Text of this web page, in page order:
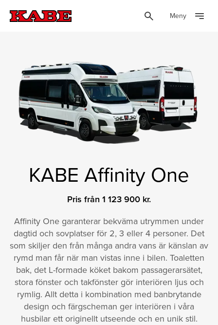
Meny
KABE Affinity One
Pris från 1 123 900 kr.
Affinity One garanterar bekväma utrymmen under
dagtid och sovplatser för 2, 3 eller 4 personer. Det
som skiljer den från många andra vans är känslan av
rymd man får när man vistas inne i bilen. Toaletten
bak, det L-formade köket bakom passagerarsätet,
stora fönster och takfönster gör interiören ljus och
rymlig. Allt detta i kombination med banbrytande
design och färgscheman ger interiören i våra
husbilar ett originellt utseende och en unik stil.